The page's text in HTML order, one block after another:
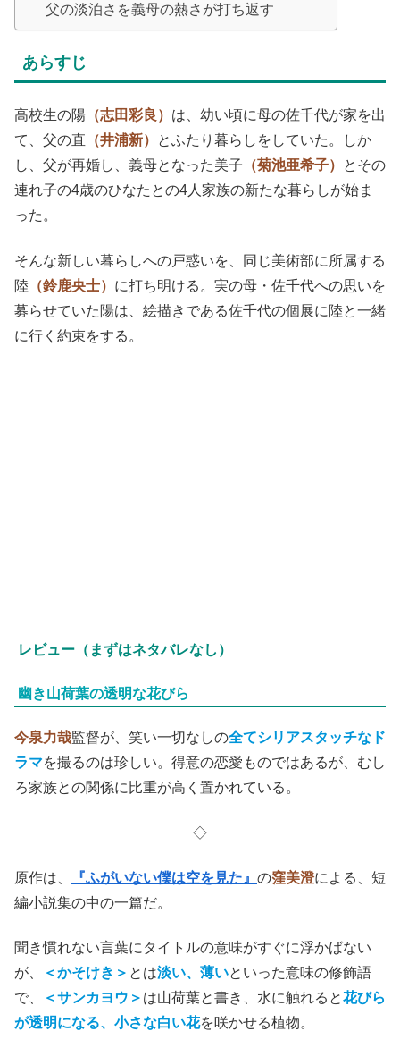
父の淡泊さを義母の熱さが打ち返す
あらすじ
高校生の陽 （志田彩良） は、幼い頃に母の佐千代が家を出
て、父の直 （井浦新）
とふたり暮らしをしていた。しか
し、父が再婚し、義母となった美子 （菊池亜希子）
とその
連れ子の4歳のひなたとの4人家族の新たな暮らしが始ま
った。
そんな新しい暮らしへの戸惑いを、同じ美術部に所属する
陸 （鈴鹿央士） に打ち明ける。実の母・佐千代への思いを
募らせていた陽は、絵描きである佐千代の個展に陸と一緒
に行く約束をする。
レビュー（まずはネタバレなし）
幽き山荷葉の透明な花びら
今泉力哉監督が、笑い一切なしの全てシリアスタッチなド
ラマを撮るのは珍しい。得意の恋愛ものではあるが、むし
ろ家族との関係に比重が高く置かれている。
◇
原作は、 『ふがいない僕は空を見た』 の窪美澄による、短
編小説集の中の一篇だ。
聞き慣れない言葉にタイトルの意味がすぐに浮かばない
が、
＜かそけき＞ とは淡い、薄いといった意味の修飾語
で、
＜サンカヨウ＞ は山荷葉と書き、水に触れると花びら
が透明になる、小さな白い花を咲かせる植物。